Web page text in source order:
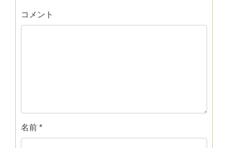
コメント
名前 *